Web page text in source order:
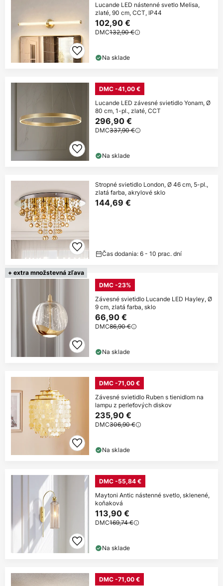
Lucande LED nástenné svetlo Melisa,
zlaté, 90 cm, CCT, IP44
102,90 €
DMC132,90 €
Na sklade
DMC -41,00 €
Lucande LED závesné svietidlo Yonam, Ø
80 cm, 1-pl., zlaté, CCT
296,90 €
DMC337,90 €
Na sklade
Stropné svietidlo London, Ø 46 cm, 5-pl.,
zlatá farba, akrylové sklo
144,69 €
Čas dodania: 6 - 10 prac. dní
+ extra množstevná zľava
DMC -23%
Závesné svietidlo Lucande LED Hayley, Ø
9 cm, zlatá farba, sklo
66,90 €
DMC86,90 €
Na sklade
DMC -71,00 €
Závesné svietidlo Ruben s tienidlom na
lampu z perleťových diskov
235,90 €
DMC306,90 €
Na sklade
DMC -55,84 €
Maytoni Antic nástenné svetlo, sklenené,
koňaková
113,90 €
DMC169,74 €
Na sklade
DMC -71,00 €